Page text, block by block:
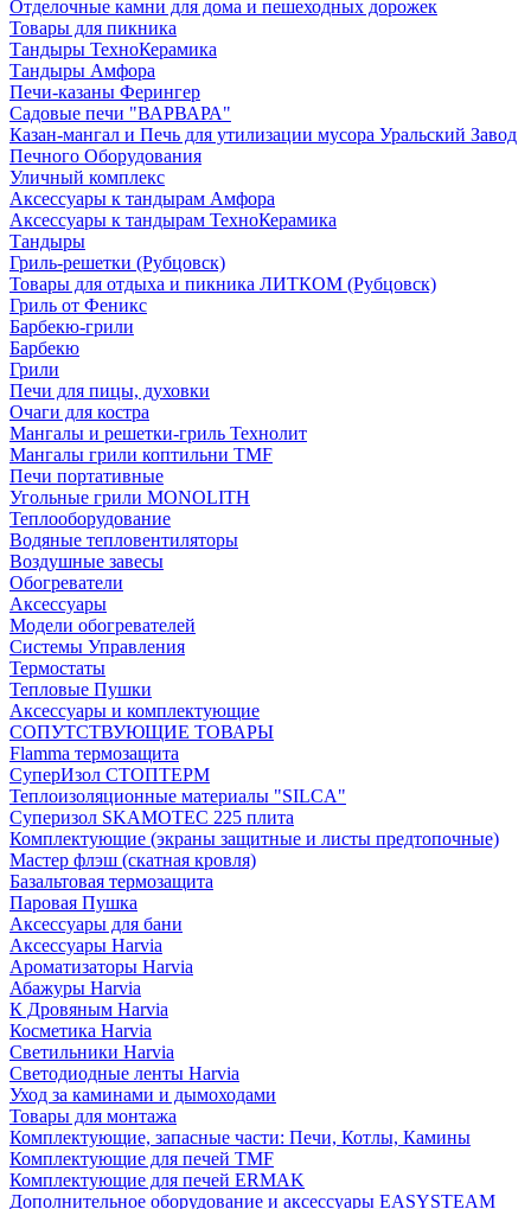
Отделочные камни для дома и пешеходных дорожек
Товары для пикника
Тандыры ТехноКерамика
Тандыры Амфора
Печи-казаны Ферингер
Садовые печи "ВАРВАРА"
Казан-мангал и Печь для утилизации мусора Уральский Завод
Печного Оборудования
Уличный комплекс
Аксессуары к тандырам Амфора
Аксессуары к тандырам ТехноКерамика
Тандыры
Гриль-решетки (Рубцовск)
Товары для отдыха и пикника ЛИТКОМ (Рубцовск)
Гриль от Феникс
Барбекю-грили
Барбекю
Грили
Печи для пицы, духовки
Очаги для костра
Мангалы и решетки-гриль Технолит
Мангалы грили коптильни TMF
Печи портативные
Угольные грили MONOLITH
Теплооборудование
Водяные тепловентиляторы
Воздушные завесы
Обогреватели
Аксессуары
Модели обогревателей
Системы Управления
Термостаты
Тепловые Пушки
Аксессуары и комплектующие
СОПУТСТВУЮЩИЕ ТОВАРЫ
Flamma термозащита
СуперИзол СТОПТЕРМ
Теплоизоляционные материалы "SILCA"
Суперизол SKAMOTEC 225 плита
Комплектующие (экраны защитные и листы предтопочные)
Мастер флэш (скатная кровля)
Базальтовая термозащита
Паровая Пушка
Аксессуары для бани
Аксессуары Harvia
Ароматизаторы Harvia
Абажуры Harvia
К Дровяным Harvia
Косметика Harvia
Светильники Harvia
Светодиодные ленты Harvia
Уход за каминами и дымоходами
Товары для монтажа
Комплектующие, запасные части: Печи, Котлы, Камины
Комплектующие для печей TMF
Комплектующие для печей ERMAK
Дополнительное оборудование и аксессуары EASYSTEAM